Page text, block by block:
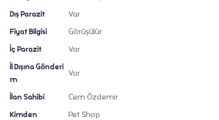
Dış Parazit Var
Fiyat Bilgisi Görüşülür
İç Parazit Var
İl Dışına Gönderi
m
Var
İlan Sahibi Cem Özdemir
Kimden Pet Shop